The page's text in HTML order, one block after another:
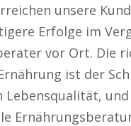
unsere
Erfolge im
vor Ort. Die
ist der
Lebensqualität, und